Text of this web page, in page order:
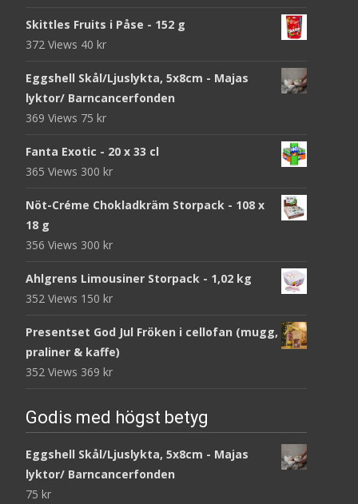
Skittles Fruits i Påse - 152 g
372 Views 40 kr
Eggshell Skål/Ljuslykta, 5x8cm - Majas
lyktor/ Barncancerfonden
369 Views 75 kr
Fanta Exotic - 20 x 33 cl
365 Views 300 kr
Nöt-Créme Chokladkräm Storpack - 108 x
18 g
356 Views 300 kr
Ahlgrens Limousiner Storpack - 1,02 kg
352 Views 150 kr
Presentset God Jul Fröken i cellofan (mugg,
praliner & kaffe)
352 Views 369 kr
Godis med högst betyg
Eggshell Skål/Ljuslykta, 5x8cm - Majas
lyktor/ Barncancerfonden
75 kr